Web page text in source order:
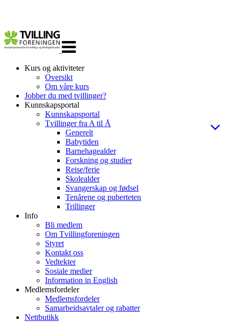
navigasjon
Kurs og aktiviteter
Oversikt
Om våre kurs
Jobber du med tvillinger?
Kunnskapsportal
Kunnskapsportal
Tvillinger fra A til Å
Generelt
Babytiden
Barnehagealder
Forskning og studier
Reise/ferie
Skolealder
Svangerskap og fødsel
Tenårene og puberteten
Trillinger
Info
Bli medlem
Om Tvillingforeningen
Styret
Kontakt oss
Vedtekter
Sosiale medier
Information in English
Medlemsfordeler
Medlemsfordeler
Samarbeidsavtaler og rabatter
Nettbutikk